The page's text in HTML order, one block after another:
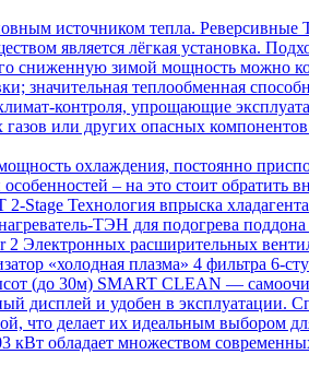
источником тепла. Реверсивные
является лёгкая установка.
сниженную зимой мощность можно
значительная теплообменная
контроля, упрощающие
или других опасных
охлаждения, постоянно
– на это стоит обратить
Stage Технология впрыска
ТЭН для подогрева
Электронных расширительных
«холодная плазма» 4 фильтра 6-
(до 30м) SMART CLEAN —
дисплей и удобен в эксплуатации.
что делает их идеальным выбором
кВт обладает множеством